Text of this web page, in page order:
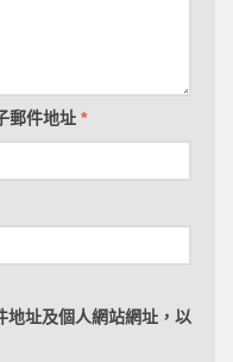
郵件地址 *
地址及個人網站網址，以
略嗎？現在就點擊
團隊Youtube官方頻
輕鬆提升自己的備考
中見。
考生將被淘汰!